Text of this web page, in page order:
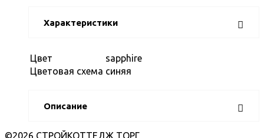
Характеристики
Цвет
sapphire
Цветовая схема синяя
Описание
©2026 СТРОЙКОТТЕДЖ ТОРГ